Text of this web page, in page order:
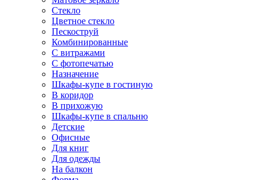
Стекло
Цветное стекло
Пескоструй
Комбинированные
С витражами
С фотопечатью
Назначение
Шкафы-купе в гостиную
В коридор
В прихожую
Шкафы-купе в спальню
Детские
Офисные
Для книг
Для одежды
На балкон